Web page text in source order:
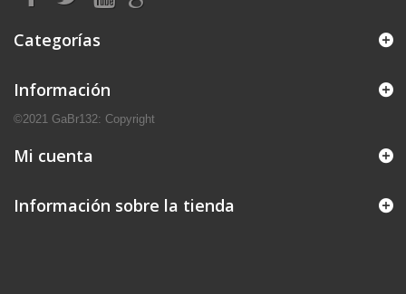
Categorías
Información
©2021 GaBr132: Copyright
Mi cuenta
Información sobre la tienda